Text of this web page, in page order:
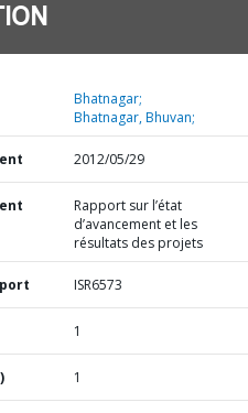
Bhatnagar;
Bhatnagar, Bhuvan;
2012/05/29
Rapport sur l’état
d’avancement et les
résultats des projets
ISR6573
1
1